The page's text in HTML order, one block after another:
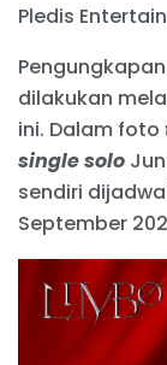
Pledis
dilakukan
ini. Dalam foto
single solo
sendiri
September